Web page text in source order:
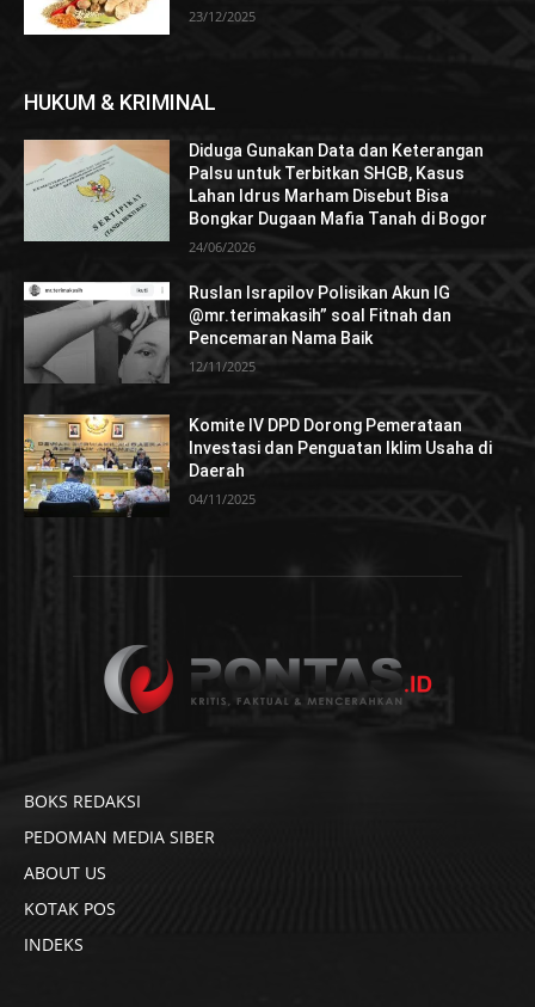
23/12/2025
HUKUM & KRIMINAL
Diduga Gunakan Data dan Keterangan
Palsu untuk Terbitkan SHGB, Kasus
Lahan Idrus Marham Disebut Bisa
Bongkar Dugaan Mafia Tanah di Bogor
24/06/2026
Ruslan Israpilov Polisikan Akun IG
@mr.terimakasih” soal Fitnah dan
Pencemaran Nama Baik
12/11/2025
Komite IV DPD Dorong Pemerataan
Investasi dan Penguatan Iklim Usaha di
Daerah
04/11/2025
BOKS REDAKSI
PEDOMAN MEDIA SIBER
ABOUT US
KOTAK POS
INDEKS